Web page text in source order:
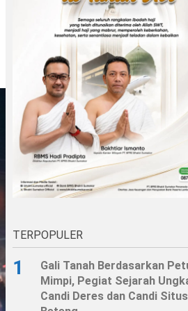
TERPOPULER
1
Gali Tanah Berdasarkan
Mimpi, Pegiat Sejarah
Candi Deres dan Candi Situs